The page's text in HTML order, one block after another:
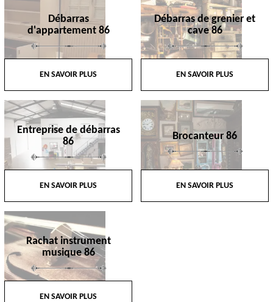
Débarras
d'appartement 86
EN SAVOIR PLUS
Débarras de grenier et
cave 86
EN SAVOIR PLUS
Entreprise de débarras
86
EN SAVOIR PLUS
Brocanteur 86
EN SAVOIR PLUS
Rachat instrument
musique 86
EN SAVOIR PLUS